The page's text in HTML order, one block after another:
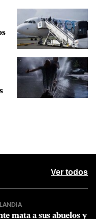
Ver todos
mata a sus abuelos y